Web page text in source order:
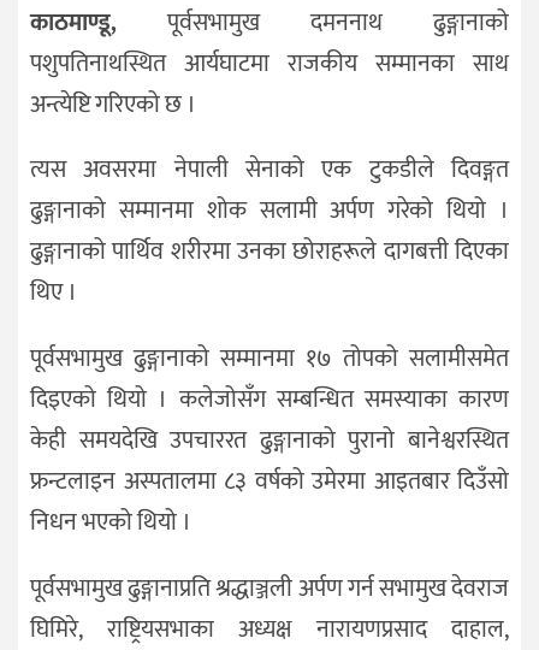
काठमाण्डू, पूर्वसभामुख दमननाथ ढुङ्गानाको
पशुपतिनाथस्थित आर्यघाटमा राजकीय सम्मानका साथ
अन्त्येष्टि गरिएको छ ।
त्यस अवसरमा नेपाली सेनाको एक टुकडीले दिवङ्गत
ढुङ्गानाको सम्मानमा शोक सलामी अर्पण गरेको थियो ।
ढुङ्गानाको पार्थिव शरीरमा उनका छोराहरूले दागबत्ती दिएका
थिए ।
पूर्वसभामुख ढुङ्गानाको सम्मानमा १७ तोपको सलामीसमेत
दिइएको थियो । कलेजोसँग सम्बन्धित समस्याका कारण
केही समयदेखि उपचाररत ढुङ्गानाको पुरानो बानेश्वरस्थित
फ्रन्टलाइन अस्पतालमा ८३ वर्षको उमेरमा आइतबार दिउँसो
निधन भएको थियो ।
पूर्वसभामुख ढुङ्गानाप्रति श्रद्धाञ्जली अर्पण गर्न सभामुख देवराज
घिमिरे, राष्ट्रियसभाका अध्यक्ष नारायणप्रसाद दाहाल,